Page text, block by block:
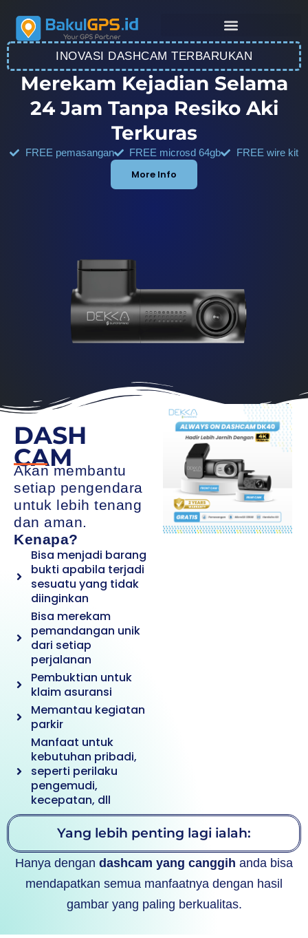
INOVASI DASHCAM TERBARUKAN
Merekam Kejadian Selama
24 Jam Tanpa Resiko Aki
Terkuras
FREE pemasangan FREE microsd 64gb FREE wire kit
More Info
DASH
CAM
Akan membantu
setiap pengendara
untuk lebih tenang
dan aman.
Kenapa?
Bisa menjadi barang
bukti apabila terjadi
sesuatu yang tidak
diinginkan
Bisa merekam
pemandangan unik
dari setiap
perjalanan
Pembuktian untuk
klaim asuransi
Memantau kegiatan
parkir
Manfaat untuk
kebutuhan pribadi,
seperti perilaku
pengemudi,
kecepatan, dll
Yang lebih penting lagi ialah:
Hanya dengan dashcam yang canggih anda bisa
mendapatkan semua manfaatnya dengan hasil
gambar yang paling berkualitas.